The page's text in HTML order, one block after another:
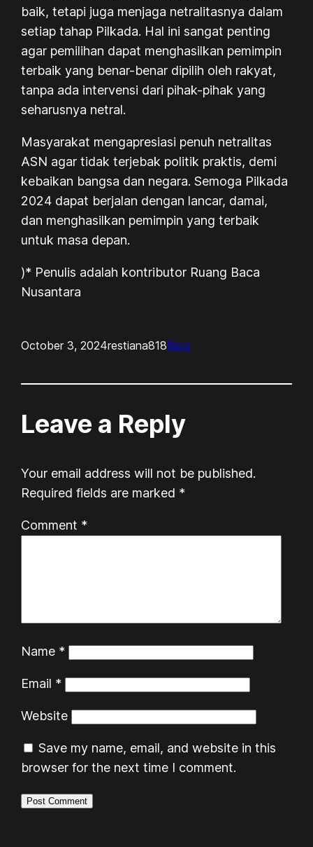
baik, tetapi juga menjaga netralitasnya dalam
setiap tahap Pilkada. Hal ini sangat penting
agar pemilihan dapat menghasilkan pemimpin
terbaik yang benar-benar dipilih oleh rakyat,
tanpa ada intervensi dari pihak-pihak yang
seharusnya netral.
Masyarakat mengapresiasi penuh netralitas
ASN agar tidak terjebak politik praktis, demi
kebaikan bangsa dan negara. Semoga Pilkada
2024 dapat berjalan dengan lancar, damai,
dan menghasilkan pemimpin yang terbaik
untuk masa depan.
)* Penulis adalah kontributor Ruang Baca
Nusantara
October 3, 2024restiana818Blog
Leave a Reply
Your email address will not be published.
Required fields are marked *
Comment *
Name *
Email *
Website
Save my name, email, and website in this
browser for the next time I comment.